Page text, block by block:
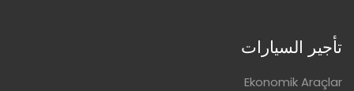
تأجير السيارات
Ekonomik Araçlar